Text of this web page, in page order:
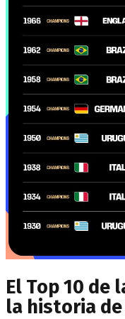
El Top 10 de
la historia